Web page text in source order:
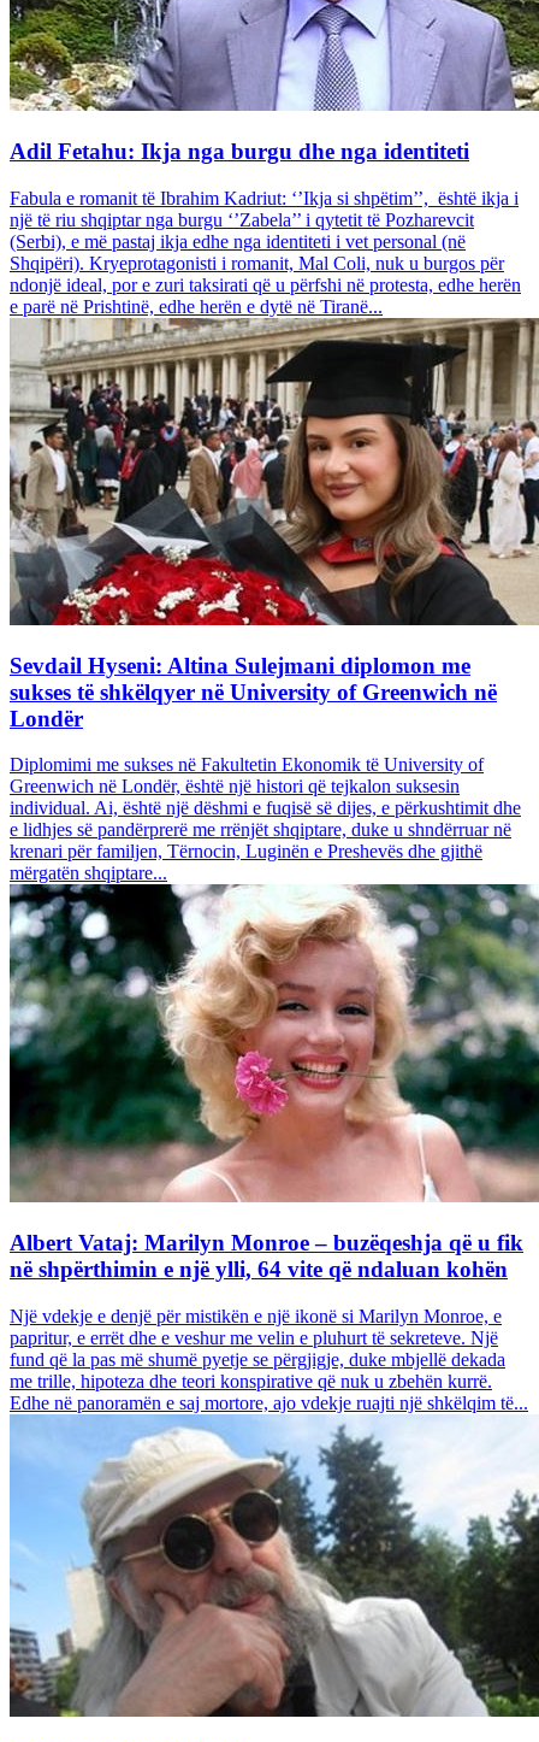
Adil Fetahu: Ikja nga burgu dhe nga identiteti
Fabula e romanit të Ibrahim Kadriut: ‘’Ikja si shpëtim’’, është ikja i
një të riu shqiptar nga burgu ‘’Zabela’’ i qytetit të Pozharevcit
(Serbi), e më pastaj ikja edhe nga identiteti i vet personal (në
Shqipëri). Kryeprotagonisti i romanit, Mal Coli, nuk u burgos për
ndonjë ideal, por e zuri taksirati që u përfshi në protesta, edhe herën
e parë në Prishtinë, edhe herën e dytë në Tiranë...
Sevdail Hyseni: Altina Sulejmani diplomon me
sukses të shkëlqyer në University of Greenwich në
Londër
Diplomimi me sukses në Fakultetin Ekonomik të University of
Greenwich në Londër, është një histori që tejkalon suksesin
individual. Ai, është një dëshmi e fuqisë së dijes, e përkushtimit dhe
e lidhjes së pandërprerë me rrënjët shqiptare, duke u shndërruar në
krenari për familjen, Tërnocin, Luginën e Preshevës dhe gjithë
mërgatën shqiptare...
Albert Vataj: Marilyn Monroe – buzëqeshja që u fik
në shpërthimin e një ylli, 64 vite që ndaluan kohën
Një vdekje e denjë për mistikën e një ikonë si Marilyn Monroe, e
papritur, e errët dhe e veshur me velin e pluhurt të sekreteve. Një
fund që la pas më shumë pyetje se përgjigje, duke mbjellë dekada
me trille, hipoteza dhe teori konspirative që nuk u zbehën kurrë.
Edhe në panoramën e saj mortore, ajo vdekje ruajti një shkëlqim të...